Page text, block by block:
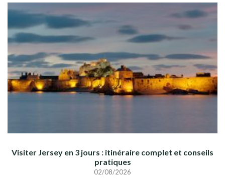
Visiter Jersey en 3 jours : itinéraire complet et conseils
pratiques
02/08/2026